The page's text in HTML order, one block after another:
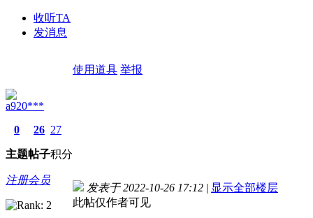
收听TA
发消息
使用道具 举报
a920***
0
主题
26
帖子
27
积分
注册会员
发表于 2022-10-26 17:12 | 显示全部楼层
此帖仅作者可见